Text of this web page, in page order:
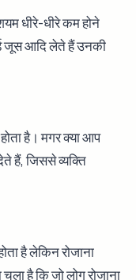
धीरे-धीरे कम होने
जूस आदि लेते हैं उनकी
है। मगर क्या आप
हैं, जिससे व्यक्ति
है लेकिन रोजाना
है कि जो लोग रोजाना